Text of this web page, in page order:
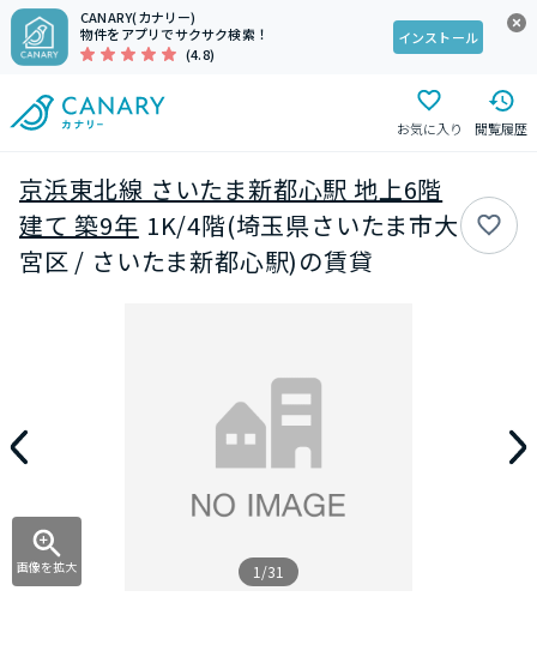
CANARY(カナリー)
物件をアプリでサクサク検索！
(4.8)
インストール
お気に入り 閲覧履歴
京浜東北線 さいたま新都心駅 地上6階
建て 築9年 1K/4階(埼玉県さいたま市大
宮区 / さいたま新都心駅)の賃貸
画像を拡大 1/31